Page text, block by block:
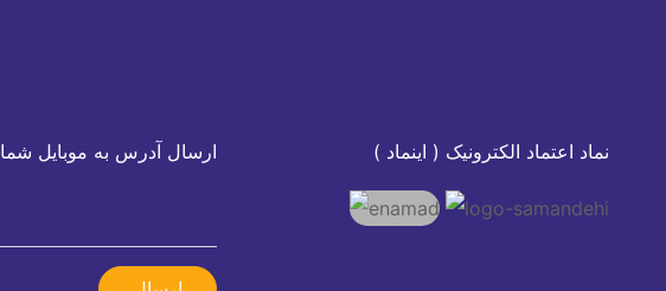
ارسال آدرس به موبایل شما نماد اعتماد الکترونیک ( اینماد )